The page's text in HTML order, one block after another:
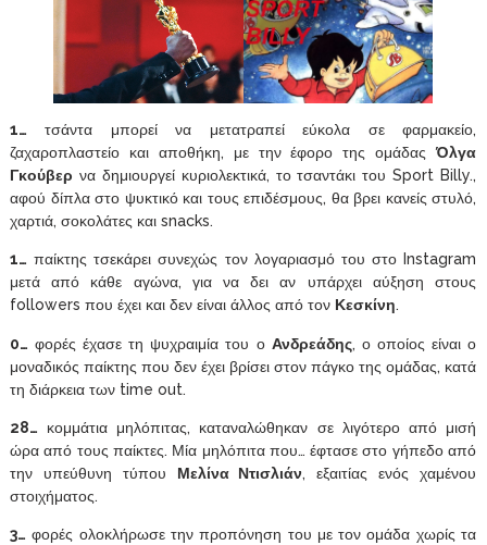
1… τσάντα μπορεί να μετατραπεί εύκολα σε φαρμακείο,
ζαχαροπλαστείο και αποθήκη, με την έφορο της ομάδαςΌλγα
Γκούβερ να δημιουργεί κυριολεκτικά, το τσαντάκι του Sport Billy.,
αφού δίπλα στο ψυκτικό και τους επιδέσμους, θα βρει κανείς στυλό,
χαρτιά, σοκολάτες και snacks.
1… παίκτης τσεκάρει συνεχώς τον λογαριασμό του στο Instagram
μετά από κάθε αγώνα, για να δει αν υπάρχει αύξηση στους
followers που έχει και δεν είναι άλλος από τον Κεσκίνη.
0… φορές έχασε τη ψυχραιμία του ο Ανδρεάδης, ο οποίος είναι ο
μοναδικός παίκτης που δεν έχει βρίσει στον πάγκο της ομάδας, κατά
τη διάρκεια των time out.
28… κομμάτια μηλόπιτας, καταναλώθηκαν σε λιγότερο από μισή
ώρα από τους παίκτες. Μία μηλόπιτα που… έφτασε στο γήπεδο από
την υπεύθυνη τύπου Μελίνα Ντισλιάν, εξαιτίας ενός χαμένου
στοιχήματος.
3… φορές ολοκλήρωσε την προπόνηση του με τον ομάδα χωρίς τα